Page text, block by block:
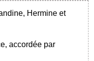
Hermine et
accordée par